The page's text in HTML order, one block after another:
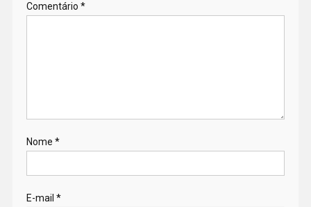
Comentário *
Nome *
E-mail *